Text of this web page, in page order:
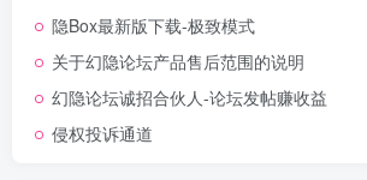
们坚持
坛获得
验！立
息！
隐Box最新版下载-极致模式
关于幻隐论坛产品售后范围的说明
幻隐论坛诚招合伙人-论坛发帖赚收益
侵权投诉通道